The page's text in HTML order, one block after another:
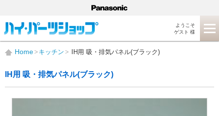
ようこそ
ゲスト 様
Home キッチン IH用 吸・排気パネル(ブラック)
IH用 吸・排気パネル(ブラック)